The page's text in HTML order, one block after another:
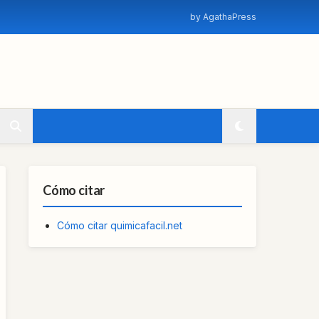
by AgathaPress
Cómo citar
Cómo citar quimicafacil.net